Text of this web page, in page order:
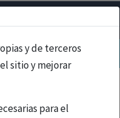
y de terceros
sitio y mejorar
para el